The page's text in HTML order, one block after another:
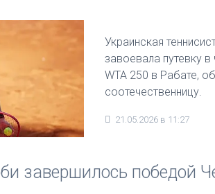
Украинская
завоевала путевку в
WTA 250 в Рабате,
соотечественницу.
21.05.2026 в 11:27
завершилось победой